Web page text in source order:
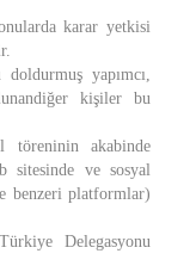
karar yetkisi
yapımcı,
kişiler bu
töreninin akabinde
sitesinde ve sosyal
benzeri platformlar)
Delegasyonu